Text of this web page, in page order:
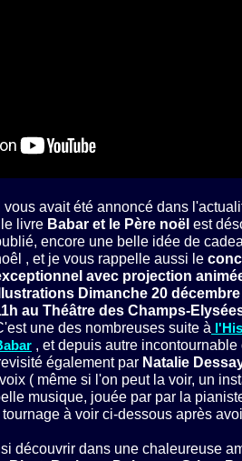
vous avait été annoncé dans
, le livre Babar et le Père noël est
encore une belle idée de
, et je vous rappelle aussi le
avec projection
Dimanche 20 décembre
au Théâtre des Champs-
une des nombreuses suite à
, et depuis autre incontournable
également par Natalie
( même si l'on peut la voir, un
musique, jouée par par la
tournage à voir ci-dessous après
découvrir dans une chaleureuse